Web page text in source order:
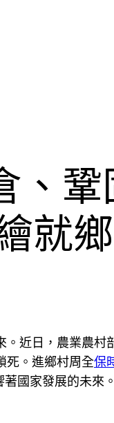
、
就
近日，農業農
死。進鄉村周全保
國家發展的未來